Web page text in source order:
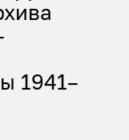
1941–